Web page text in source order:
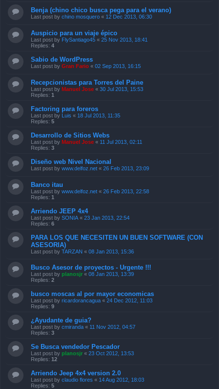
Benja (chino chico busca pega para el verano)
Last post by chino mosquero « 12 Dec 2013, 06:30
Auspicio para un viaje épico
Last post by FlySantiago45 « 25 Nov 2013, 18:41
Replies: 4
Sabio de WordPress
Last post by Gran Fario « 02 Sep 2013, 16:15
Recepcionistas para Torres del Paine
Last post by Manuel Jose « 30 Jul 2013, 15:53
Replies: 1
Factoring para foreros
Last post by Luis « 18 Jul 2013, 11:35
Replies: 5
Desarrollo de Sitios Webs
Last post by Manuel Jose « 11 Jul 2013, 02:11
Replies: 3
Diseño web Nivel Nacional
Last post by www.delfoz.net « 26 Feb 2013, 23:09
Banco itau
Last post by www.delfoz.net « 26 Feb 2013, 22:58
Replies: 1
Arriendo JEEP 4x4
Last post by SONIA « 23 Jan 2013, 22:54
Replies: 6
PARA LOS QUE NECESITEN UN BUEN SOFTWARE (CON
ASESORIA)
Last post by TARZAN « 08 Jan 2013, 15:36
Busco Asesor de proyectos - Urgente !!!
Last post by planosjr « 08 Jan 2013, 13:39
Replies: 2
busco moscas al por mayor economicas
Last post by ricardorancagua « 24 Dec 2012, 11:03
Replies: 9
¿Ayudante de guia?
Last post by cmiranda « 11 Nov 2012, 04:57
Replies: 3
Se Busca vendedor Pescador
Last post by planosjr « 23 Oct 2012, 13:53
Replies: 12
Arriendo Jeep 4x4 version 2.0
Last post by claudio flores « 14 Aug 2012, 18:03
Replies: 5